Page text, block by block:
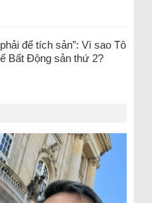
để tích sản”: Vì sao Tô
Bất Động sản thứ 2?